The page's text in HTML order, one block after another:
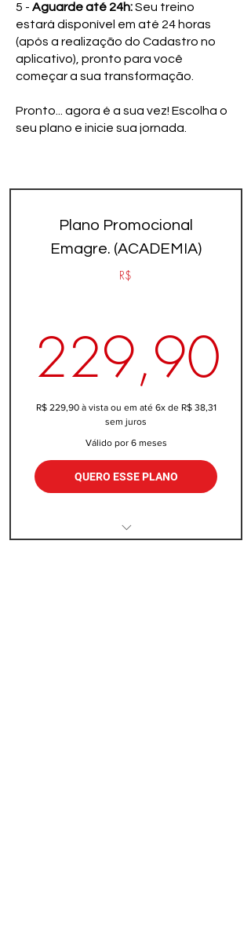
5 - Aguarde até 24h:Seu treino
estará disponível em até 24 horas
(após a realização do Cadastro no
aplicativo), pronto para você
começar a sua transformação.
Pronto... agora é a sua vez! Escolha o
seu plano e inicie sua jornada.
Plano Promocional
Emagre. (ACADEMIA)
R$
229,90
R$ 229,90 à vista ou em até 6x de R$ 38,31
sem juros
Válido por 6 meses
QUERO ESSE PLANO